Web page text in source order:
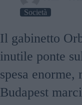
Società
Il gabinetto
inutile ponte
spesa
Budapest